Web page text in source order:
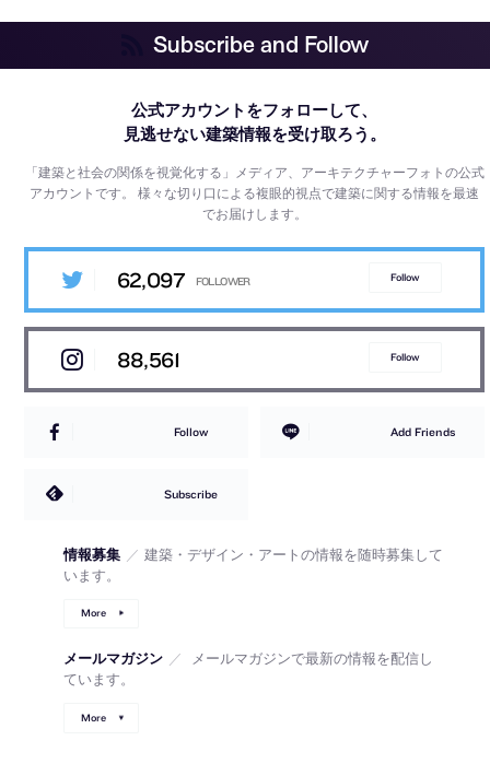
Subscribe and Follow
公式アカウントをフォローして、
見逃せない建築情報を受け取ろう。
「建築と社会の関係を視覚化する」メディア、アーキテクチャーフォトの公式
アカウントです。様々な切り口による複眼的視点で建築に関する情報を最速
でお届けします。
62,097 Follow
88,561 Follow
Follow Add Friends
Subscribe
情報募集 ／ 建築・デザイン・アートの情報を随時募集して
います。
More
メールマガジン ／
メールマガジンで最新の情報を配信し
ています。
More